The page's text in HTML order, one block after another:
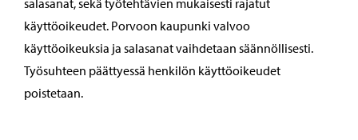
salasanat, sekä työtehtävien mukaisesti rajatut
käyttöoikeudet. Porvoon kaupunki valvoo
käyttöoikeuksia ja salasanat vaihdetaan säännöllisesti.
Työsuhteen päättyessä henkilön käyttöoikeudet
poistetaan.